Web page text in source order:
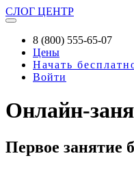
СЛОГ ЦЕНТР
8 (800) 555-65-07
Цены
Начать
Войти
Онлайн-
Первое занятие